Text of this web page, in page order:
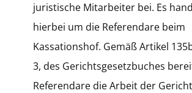
juristische Mitarbeiter bei. Es
hierbei um die Referendare beim
Kassationshof. Gemäß Artikel
3, des Gerichtsgesetzbuches
Referendare die Arbeit der